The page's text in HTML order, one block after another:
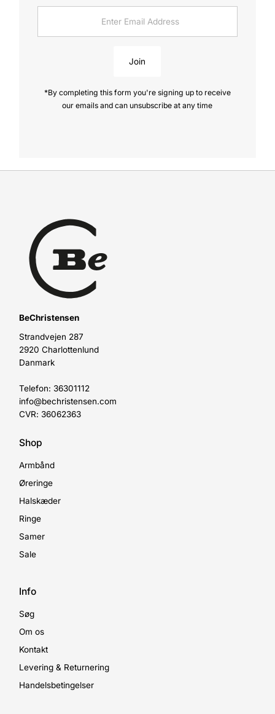
Address
Join
*By completing this form you're signing up to receive
our emails and can unsubscribe at any time
BeChristensen
Strandvejen 287
2920 Charlottenlund
Danmark
Telefon: 36301112
info@bechristensen.com
CVR: 36062363
Shop
Armbånd
Øreringe
Halskæder
Ringe
Samer
Sale
Info
Søg
Om os
Kontakt
Levering & Returnering
Handelsbetingelser